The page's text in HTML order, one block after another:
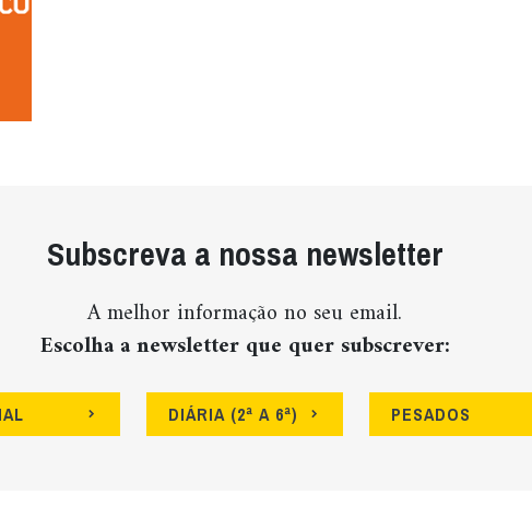
Subscreva a nossa newsletter
A melhor informação no seu email.
Escolha a newsletter que quer subscrever:
DIÁRIA (2ª A 6ª) PESADOS